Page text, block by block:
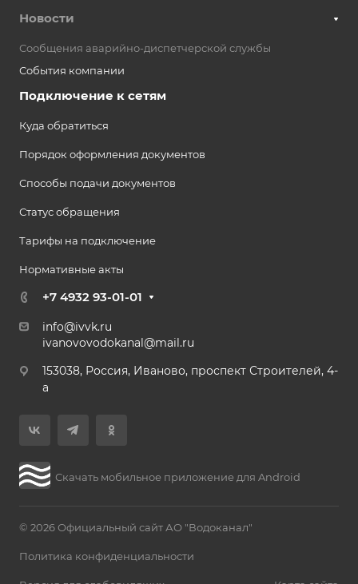
Новости
Сообщения аварийно-диспетчерской службы
События компании
Подключение к сетям
Куда обратиться
Порядок оформления документов
Способы подачи документов
Статус обращения
Тарифы на подключение
Нормативные акты
+7 4932 93-01-01
info@ivvk.ru
ivanovovodokanal@mail.ru
153038, Россия, Иваново, проспект Строителей, 4-
а
Скачать мобильное приложение для Android
© 2026 Официальный сайт АО "Водоканал"
Политика конфиденциальности